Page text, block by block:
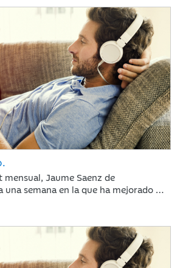
en las bolsas y ligeros repuntes en
de la Reserva Federal reforzaron
inflación, elevando ligeramente las
de interés.
Jaume Saenz de
una semana en la que ha mejorado el
por la moderación de la inflación
tipos estables en julio. Europa subió
sacudió las tecnológicas con dudas
el mercado mira ya a los resultados